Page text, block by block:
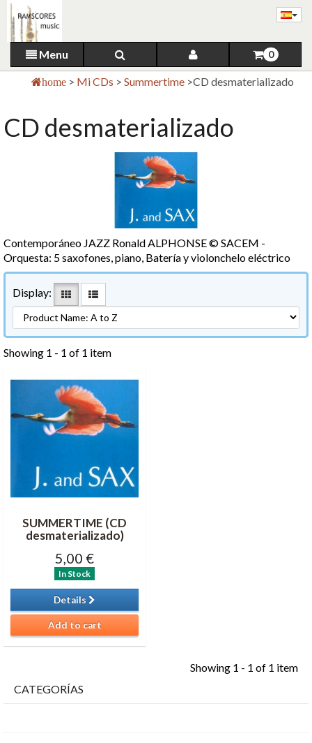
Menu 0
home > Mi CDs > Summertime >CD desmaterializado
CD desmaterializado
Contemporáneo JAZZ Ronald ALPHONSE © SACEM -
Orquesta: 5 saxofones, piano, Batería y violonchelo eléctrico
Display:
Showing 1 - 1 of 1 item
SUMMERTIME (CD
desmaterializado)
5,00 €
In Stock
Details
Add to cart
Showing 1 - 1 of 1 item
CATEGORÍAS